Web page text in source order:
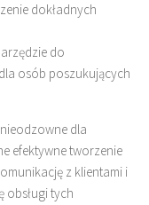
dokładnych
do
osób poszukujących
dla
efektywne tworzenie
z klientami i
obsługi tych